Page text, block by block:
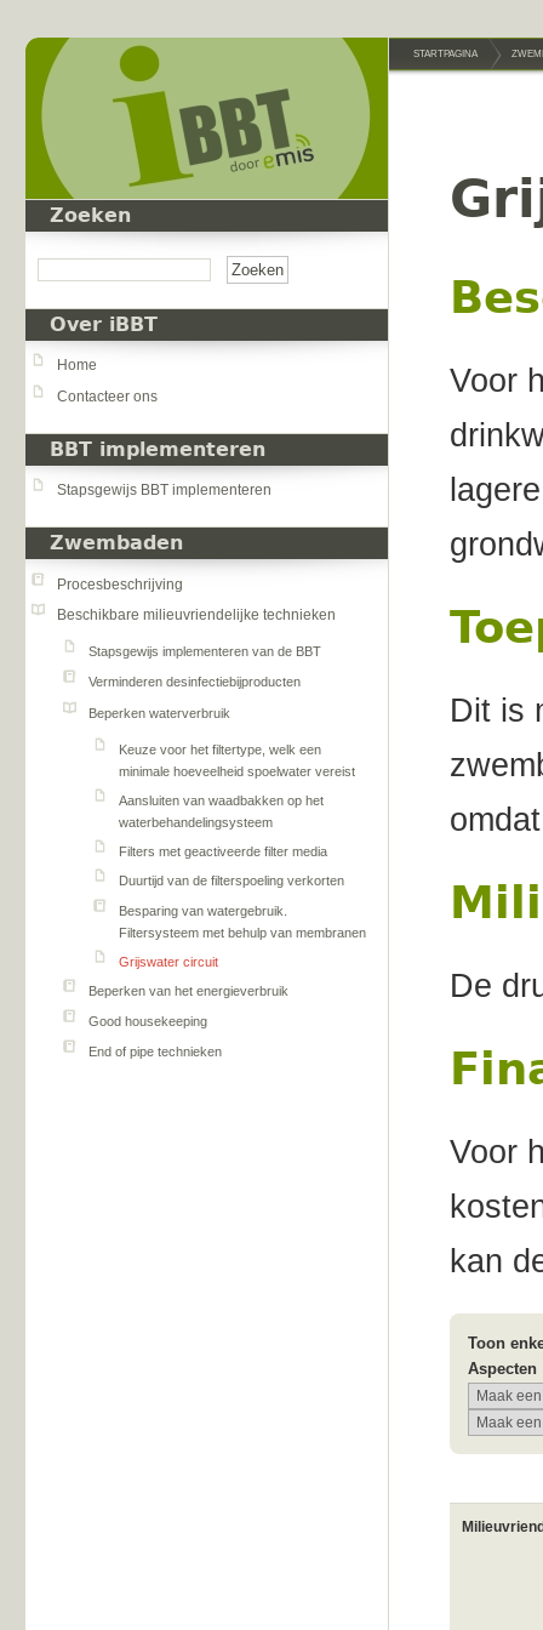
Zoeken
Over iBBT
Home
Contacteer ons
BBT implementeren
Stapsgewijs BBT implementeren
Zwembaden
Procesbeschrijving
Beschikbare milieuvriendelijke technieken
Stapsgewijs implementeren van de BBT
Verminderen desinfectiebijproducten
Beperken waterverbruik
Keuze voor het filtertype, welk een
minimale hoeveelheid spoelwater vereist
Aansluiten van waadbakken op het
waterbehandelingsysteem
Filters met geactiveerde filter media
Duurtijd van de filterspoeling verkorten
Besparing van watergebruik.
Filtersysteem met behulp van membranen
Grijswater circuit
Beperken van het energieverbruik
Good housekeeping
End of pipe technieken
STARTPAGINA
Voor
Dit is
De
Voor
kan
Toon
Aspecten